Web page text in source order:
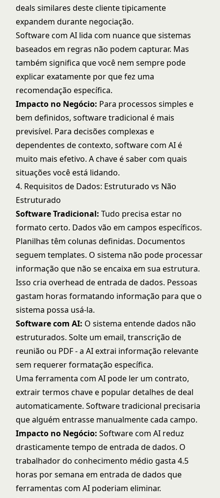
deals similares deste cliente tipicamente
expandem durante negociação.
Software com AI lida com nuance que sistemas
baseados em regras não podem capturar. Mas
também significa que você nem sempre pode
explicar exatamente por que fez uma
recomendação específica.
Impacto no Negócio: Para processos simples e
bem definidos, software tradicional é mais
previsível. Para decisões complexas e
dependentes de contexto, software com AI é
muito mais efetivo. A chave é saber com quais
situações você está lidando.
4. Requisitos de Dados: Estruturado vs Não
Estruturado
Software Tradicional: Tudo precisa estar no
formato certo. Dados vão em campos específicos.
Planilhas têm colunas definidas. Documentos
seguem templates. O sistema não pode processar
informação que não se encaixa em sua estrutura.
Isso cria overhead de entrada de dados. Pessoas
gastam horas formatando informação para que o
sistema possa usá-la.
Software com AI: O sistema entende dados não
estruturados. Solte um email, transcrição de
reunião ou PDF - a AI extrai informação relevante
sem requerer formatação específica.
Uma ferramenta com AI pode ler um contrato,
extrair termos chave e popular detalhes de deal
automaticamente. Software tradicional precisaria
que alguém entrasse manualmente cada campo.
Impacto no Negócio: Software com AI reduz
drasticamente tempo de entrada de dados. O
trabalhador do conhecimento médio gasta 4.5
horas por semana em entrada de dados que
ferramentas com AI poderiam eliminar.